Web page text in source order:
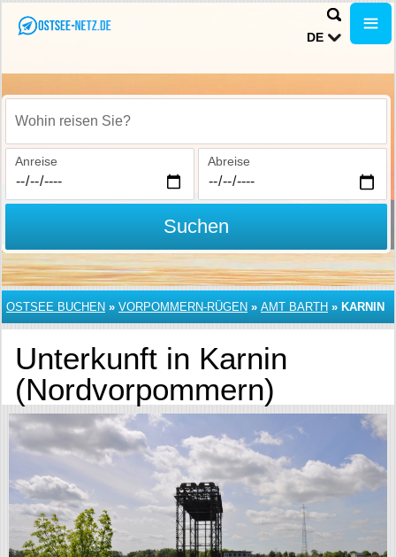
DE
Wohin reisen Sie?
Anreise Abreise
Suchen
OSTSEE BUCHEN » VORPOMMERN-RÜGEN » AMT BARTH » KARNIN
Unterkunft in Karnin
(Nordvorpommern)